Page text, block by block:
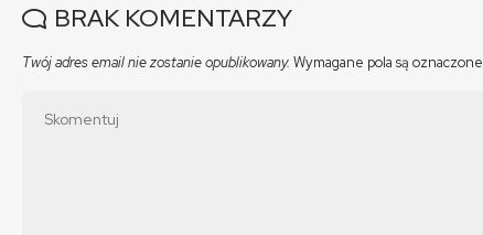
BRAK KOMENTARZY
Twój adres email nie zostanie opublikowany. Wymagane pola są oznaczone